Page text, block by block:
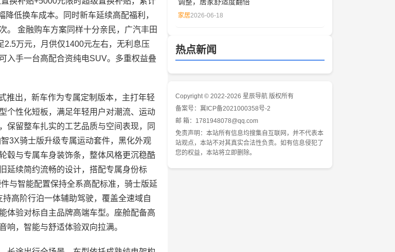
低换车成本。同时新车延续高配福利，
。 金融购车方案同样十分亲民，广汽丰田
万元，月供仅1400元左右，无利息压
入手一台高配合资纯电SUV。多重权益叠
推出，新车作为专属定制版本，主打年轻
个性化短板，满足年轻用户对潮流、运动
保留整车扎实的工艺品质与空间表现，同
3X骑士版升级专属运动套件，黑化外观
毂与专属车身装饰条，整体风格更沉稳酷
延续简约流畅的设计，搭配专属身份标
与智能配置保持全系高配标准，骑士版延
高阶行泊一体辅助驾驶，覆盖全速域自
体验对标自主品牌高端车型。座舱配备高
响，智能与舒适体验双向拉满。
家居2026-06-18
热点新闻
Copyright © 2022-2026 星辰导航 版权所有
备案号： 冀ICP备2021000358号-2
邮 箱：1781948078@qq.com
免责声明：本站所有信息均搜集自互联网，并不代表本
站观点，本站不对其真实合法性负责。如有信息侵犯了
您的权益，本站将立即删除。